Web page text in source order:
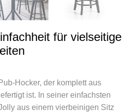
für vielseitige
Hocker, der komplett aus
ist. In seiner einfachsten
aus einem vierbeinigen Sitz